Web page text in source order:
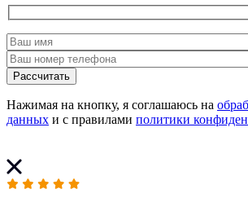
Рассчитать
Нажимая на кнопку, я соглашаюсь на
данных и с правилами политики